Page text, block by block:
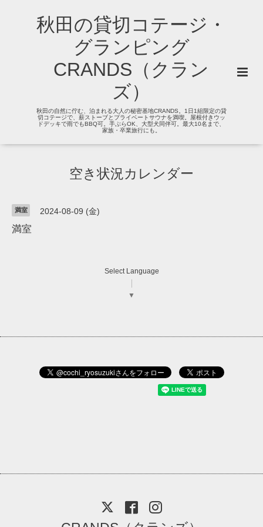
秋田の貸切コテージ・
グランピング
CRANDS（クラン
ズ）
秋田の自然に佇む、泊まれる大人の秘密基地CRANDS。1日1組限定の貸
切コテージで、薪ストーブとプライベートサウナを満喫。屋根付きウッ
ドデッキで雨でもBBQ可。手ぶらOK、大型犬同伴可。最大10名まで、
家族・卒業旅行にも。
空き状況カレンダー
満室 2024-08-09 (金)
満室
Select Language
▼